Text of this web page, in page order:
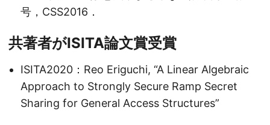
号，CSS2016．
共著者がISITA論文賞受賞
ISITA2020：Reo Eriguchi, “A Linear Algebraic
Approach to Strongly Secure Ramp Secret
Sharing for General Access Structures”